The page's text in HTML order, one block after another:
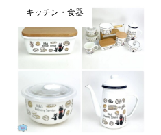
キッチン・食器